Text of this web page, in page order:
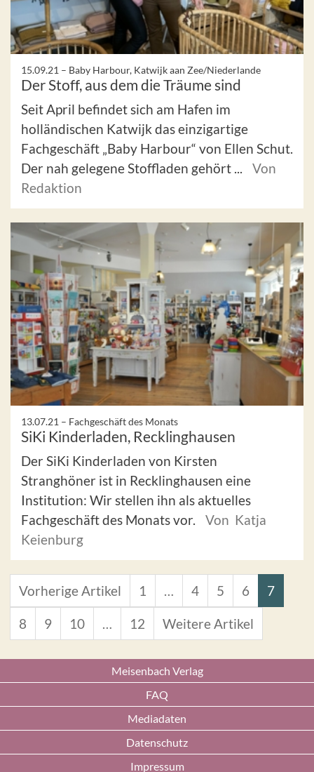
15.09.21 – Baby Harbour, Katwijk aan Zee/Niederlande
Der Stoff, aus dem die Träume sind
Seit April befindet sich am Hafen im
holländischen Katwijk das einzigartige
Fachgeschäft „Baby Harbour“ von Ellen Schut.
Der nah gelegene Stoffladen gehört ...
Von
Redaktion
13.07.21 – Fachgeschäft des Monats
SiKi Kinderladen, Recklinghausen
Der SiKi Kinderladen von Kirsten
Stranghöner ist in Recklinghausen eine
Institution: Wir stellen ihn als aktuelles
Fachgeschäft des Monats vor.
Von Katja
Keienburg
Vorherige Artikel 1 … 4 5 6 7
8 9 10 … 12 Weitere Artikel
Meisenbach Verlag
FAQ
Mediadaten
Datenschutz
Impressum